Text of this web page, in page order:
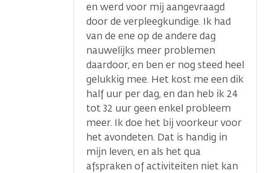
en werd voor mij aangevraagd
door de verpleegkundige. Ik had
van de ene op de andere dag
nauwelijks meer problemen
daardoor, en ben er nog steed heel
gelukkig mee. Het kost me een dik
half uur per dag, en dan heb ik 24
tot 32 uur geen enkel probleem
meer. Ik doe het bij voorkeur voor
het avondeten. Dat is handig in
mijn leven, en als het qua
afspraken of activiteiten niet kan